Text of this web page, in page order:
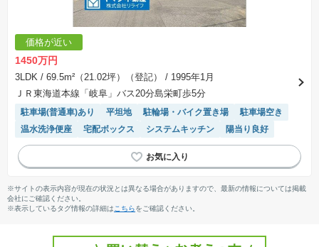
価格が近い
1450万円
3LDK / 69.5m²（21.02坪）（登記）
/ 1995年1月
ＪＲ東海道本線「岐阜」バス20分島栄町歩5分
駐車場(普通車)あり 平坦地 駐輪場・バイク置き場
駐車場空き
温水洗浄便座
宅配ボックス システムキッチン 陽当り良好
※サイトの表示内容が現在の状況とは異なる場合がありますので、最新の情報については掲載
会社にご確認ください。
※表示しているタグ情報の詳細は こちらをご確認ください。